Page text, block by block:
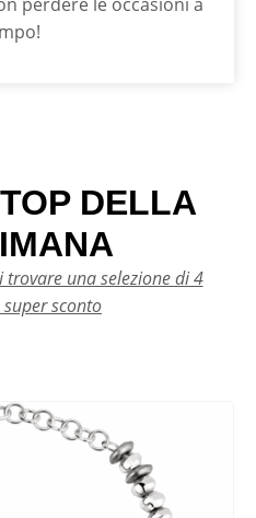
DELLA
una selezione di 4
sconto